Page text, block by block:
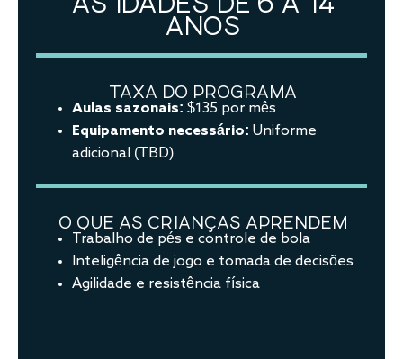
ANOS
TAXA DO PROGRAMA
Aulas sazonais: $135 por mês
Equipamento necessário: Uniforme
adicional (TBD)
O QUE AS CRIANÇAS APRENDEM
Trabalho de pés e controle de bola
Inteligência de jogo e tomada de decisões
Agilidade e resistência física